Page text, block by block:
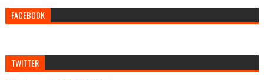
FACEBOOK
TWITTER